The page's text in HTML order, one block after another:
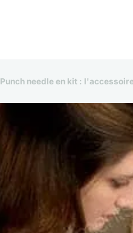
Punch needle en kit :